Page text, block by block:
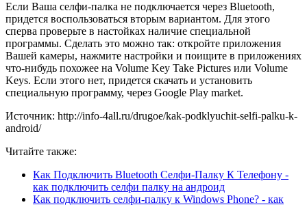
Если Ваша селфи-палка не подключается через Bluetooth,
придется воспользоваться вторым вариантом. Для этого
сперва проверьте в настойках наличие специальной
программы. Сделать это можно так: откройте приложения
Вашей камеры, нажмите настройки и поищите в приложениях
что-нибудь похожее на Volume Key Take Pictures или Volume
Keys. Если этого нет, придется скачать и установить
специальную программу, через Google Play market.
Источник: http://info-4all.ru/drugoe/kak-podklyuchit-selfi-palku-k-
android/
Читайте также:
Как Подключить Bluetooth Селфи-Палку К Телефону -
как подключить селфи палку на андроид
Как подключить селфи-палку к Windows Phone? - как